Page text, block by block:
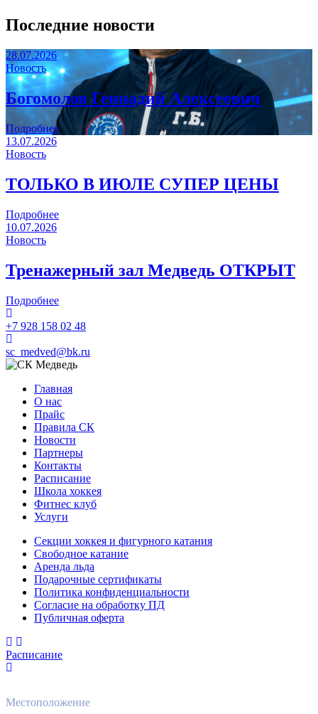
Последние новости
28.07.2026
Новость
Богомолов Геннадий Алексеевич
Подробнее
13.07.2026
Новость
ТОЛЬКО В ИЮЛЕ СУПЕР ЦЕНЫ
Подробнее
10.07.2026
Новость
Тренажерный зал Медведь ОТКРЫТ
Подробнее
+7 928 158 02 48
sc_medved@bk.ru
Главная
О нас
Прайс
Правила СК
Новости
Партнеры
Контакты
Расписание
Школа хоккея
Фитнес клуб
Услуги
Секции хоккея и фигурного катания
Свободное катание
Аренда льда
Подарочные сертификаты
Политика конфиденциальности
Согласие на обработку ПД
Публичная оферта
Расписание
Местоположение